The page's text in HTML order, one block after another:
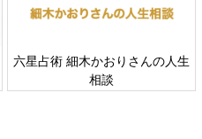
六星占術 細木かおりさんの人生
相談